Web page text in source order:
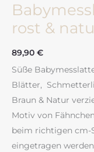
rost &
89,90 €
Süße
Blätter,
Braun & Natur
Motiv von
beim richtigen cm-
eingetragen